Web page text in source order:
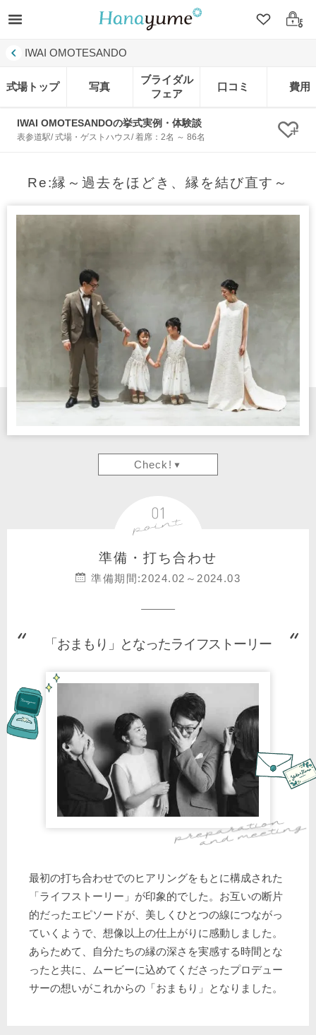
クリップ
ログ
IWAI OMOTESANDO
式場トップ 写真
ブライダル
フェア
口コミ 費用
IWAI OMOTESANDOの挙式実例・体験談
表参道駅/ 式場・ゲストハウス/ 着席：2名 ～ 86名 ク
Re:縁～過去をほどき、縁を結び直す～
Check!
準備・打ち合わせ
準備期間:2024.02～2024.03
「おまもり」となったライフストーリー
最初の打ち合わせでのヒアリングをもとに構成された
「ライフストーリー」が印象的でした。お互いの断片
的だったエピソードが、美しくひとつの線につながっ
ていくようで、想像以上の仕上がりに感動しました。
あらためて、自分たちの縁の深さを実感する時間とな
ったと共に、ムービーに込めてくださったプロデュー
サーの想いがこれからの「おまもり」となりました。